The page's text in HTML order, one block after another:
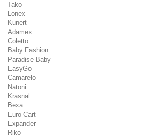
Tako
Lonex
Kunert
Adamex
Coletto
Baby Fashion
Paradise Baby
EasyGo
Camarelo
Natoni
Krasnal
Bexa
Euro Cart
Expander
Riko